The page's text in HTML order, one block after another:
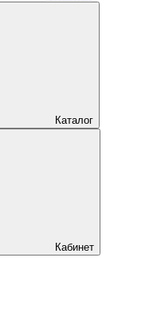
Каталог
Кабинет